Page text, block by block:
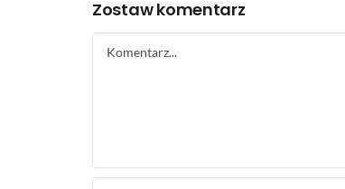
Zostaw komentarz
Comment